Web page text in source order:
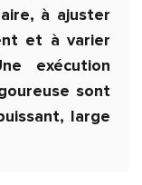
à ajuster
et à varier
exécution
sont
large